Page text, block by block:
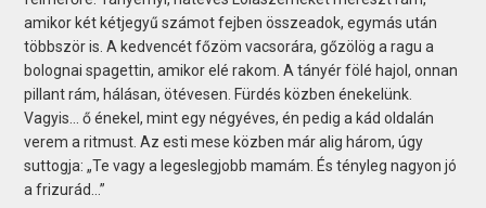
amikor két kétjegyű számot fejben összeadok, egymás után
többször is. A kedvencét főzöm vacsorára, gőzölög a ragu a
bolognai spagettin, amikor elé rakom. A tányér fölé hajol, onnan
pillant rám, hálásan, ötévesen. Fürdés közben énekelünk.
Vagyis... ő énekel, mint egy négyéves, én pedig a kád oldalán
verem a ritmust. Az esti mese közben már alig három, úgy
suttogja: „Te vagy a legeslegjobb mamám. És tényleg nagyon jó
a frizurád...”